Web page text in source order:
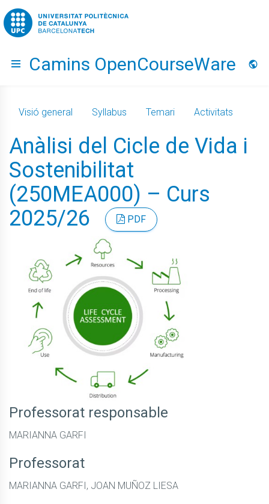
Go to upc.edu
Hide menu
Camins OpenCourseWare
Visió general Syllabus Temari Activitats
Anàlisi del Cicle de Vida i
Sostenibilitat
(250MEA000) – Curs
2025/26
PDF
Professorat responsable
MARIANNA GARFI
Professorat
MARIANNA GARFI, JOAN MUÑOZ LIESA